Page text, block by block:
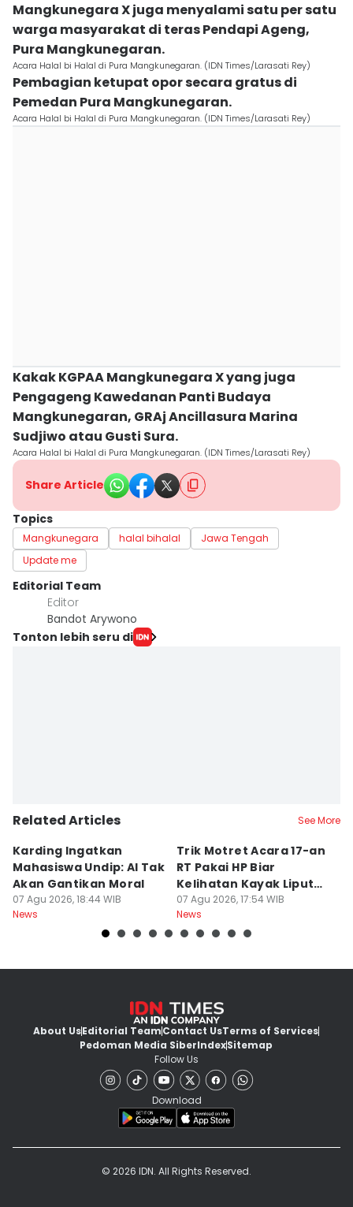
Mangkunegara X juga menyalami satu per satu
warga masyarakat di teras Pendapi Ageng,
Pura Mangkunegaran.
Acara Halal bi Halal di Pura Mangkunegaran. (IDN Times/Larasati Rey)
Pembagian ketupat opor secara gratus di
Pemedan Pura Mangkunegaran.
Acara Halal bi Halal di Pura Mangkunegaran. (IDN Times/Larasati Rey)
Kakak KGPAA Mangkunegara X yang juga
Pengageng Kawedanan Panti Budaya
Mangkunegaran, GRAj Ancillasura Marina
Sudjiwo atau Gusti Sura.
Acara Halal bi Halal di Pura Mangkunegaran. (IDN Times/Larasati Rey)
Share Article
Topics
Mangkunegara halal bihalal
Jawa Tengah
Update me
Editorial Team
Editor
Bandot Arywono
Tonton lebih seru di
Related Articles See More
Karding Ingatkan
Mahasiswa Undip: AI Tak
Akan Gantikan Moral
07 Agu 2026, 18:44 WIB
News
Trik Motret Acara 17-an
RT Pakai HP Biar
Kelihatan Kayak Liputan
Festival Nasional
07 Agu 2026, 17:54 WIB
News
About UsEditorial TeamContact UsTerms of Services
Pedoman Media SiberIndexSitemap
Follow Us
Download
© 2026 IDN. All Rights Reserved.